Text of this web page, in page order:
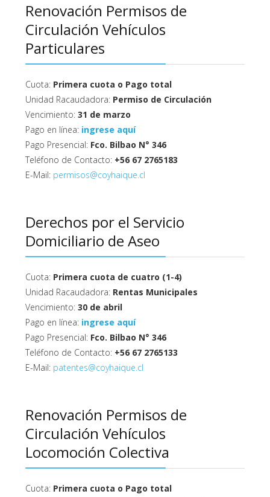
Renovación Permisos de
Circulación Vehículos
Particulares
Cuota: Primera cuota o Pago total
Unidad Racaudadora: Permiso de Circulación
Vencimiento:31 de marzo
Pago en línea: ingrese aquí
Pago Presencial:Fco. Bilbao N° 346
Teléfono de Contacto: +56 67 2765183
E-Mail: permisos@coyhaique.cl
Derechos por el Servicio
Domiciliario de Aseo
Cuota: Primera cuota de cuatro (1-4)
Unidad Racaudadora: Rentas Municipales
Vencimiento:30 de abril
Pago en línea: ingrese aquí
Pago Presencial:Fco. Bilbao N° 346
Teléfono de Contacto: +56 67 2765133
E-Mail: patentes@coyhaique.cl
Renovación Permisos de
Circulación Vehículos
Locomoción Colectiva
Cuota: Primera cuota o Pago total